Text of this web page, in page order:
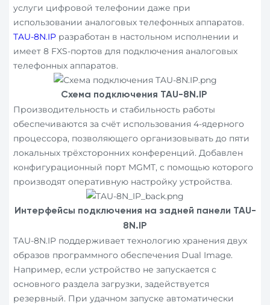
услуги цифровой телефонии даже при
использовании аналоговых телефонных аппаратов.
TAU-8N.IP разработан в настольном исполнении и
имеет 8 FXS-портов для подключения аналоговых
телефонных аппаратов.
Схема подключения TAU-8N.IP
Производительность и стабильность работы
обеспечиваются за счёт использования 4-ядерного
процессора, позволяющего организовывать до пяти
локальных трёхсторонних конференций. Добавлен
конфигурационный порт MGMT, с помощью которого
производят оперативную настройку устройства.
Интерфейсы подключения на задней панели TAU-
8N.IP
TAU-8N.IP поддерживает технологию хранения двух
образов программного обеспечения Dual Image.
Например, если устройство не запускается с
основного раздела загрузки, задействуется
резервный. При удачном запуске автоматически